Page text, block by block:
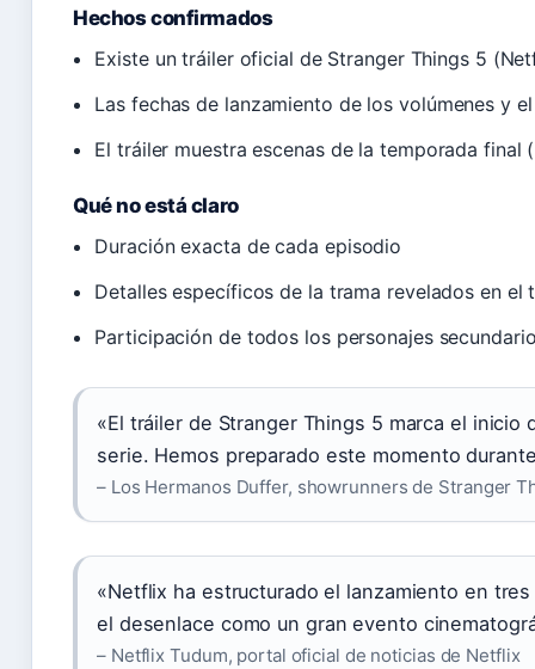
Hechos confirmados
Existe un tráiler oficial de Stranger Things 5
Las fechas de lanzamiento de los volúmenes y
El tráiler muestra escenas de la temporada final
Qué no está claro
Duración exacta de cada episodio
Detalles específicos de la trama revelados en el
Participación de todos los personajes
«El tráiler de Stranger Things 5 marca el inicio
serie. Hemos preparado este momento
– Los Hermanos Duffer, showrunners de Stranger
«Netflix ha estructurado el lanzamiento en
el desenlace como un gran evento
– Netflix Tudum, portal oficial de noticias de Netflix